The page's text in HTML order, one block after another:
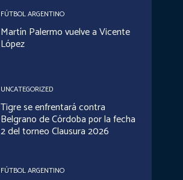
FÚTBOL ARGENTINO
Martín Palermo vuelve a Vicente
López
UNCATEGORIZED
Tigre se enfrentará contra
Belgrano de Córdoba por la fecha
2 del torneo Clausura 2026
FÚTBOL ARGENTINO